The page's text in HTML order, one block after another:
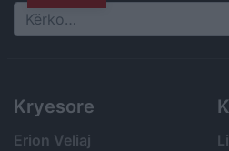
Search
Kryesore
Erion Veliaj